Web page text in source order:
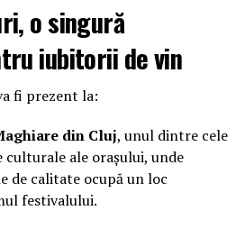
o singură
iubitorii de vin
fi prezent la:
din Cluj, unul dintre cele
culturale ale orașului, unde
de calitate ocupă un loc
festivalului.